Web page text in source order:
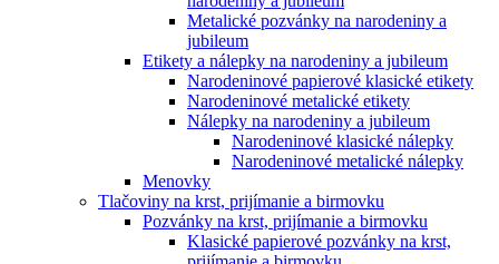
Metalické pozvánky na narodeniny a
jubileum
Etikety a nálepky na narodeniny a jubileum
Narodeninové papierové klasické etikety
Narodeninové metalické etikety
Nálepky na narodeniny a jubileum
Narodeninové klasické nálepky
Narodeninové metalické nálepky
Menovky
Tlačoviny na krst, prijímanie a birmovku
Pozvánky na krst, prijímanie a birmovku
Klasické papierové pozvánky na krst,